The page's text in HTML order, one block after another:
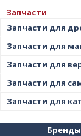
Запчасти
Запчасти для
Запчасти для
Запчасти для
Запчасти для
Запчасти для
Бренды